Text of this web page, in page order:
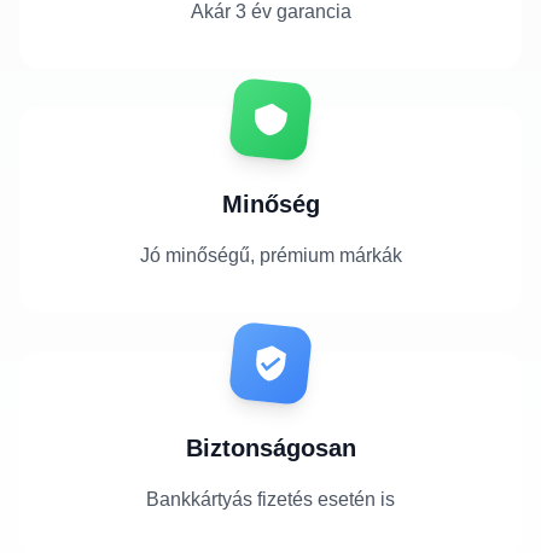
Akár 3 év garancia
Minőség
Jó minőségű, prémium márkák
Biztonságosan
Bankkártyás fizetés esetén is